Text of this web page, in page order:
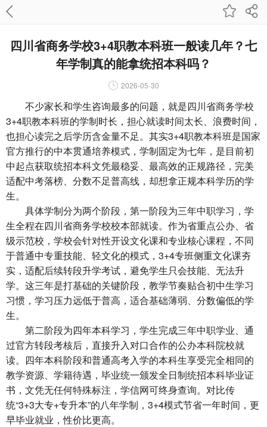
四川省商务学校3+4职教本科班一般读几年？七
年学制真的能拿统招本科吗？
2026-05-30
不少家长和学生咨询最多的问题，就是四川省商务学校
3+4职教本科班的学制时长，担心就读时间太长、浪费时间，
也担心读完之后学历含金量不足。其实3+4职教本科班是国家
官方推行的中本贯通培养模式，学制固定为七年，是目前初
中起点获取统招本科文凭最稳妥、最高效的正规路径，完美
适配中考落榜、分数不足普高线，却想拿正规本科学历的学
生。
具体学制分为两个阶段，第一阶段为三年中职学习，学
生全程在四川省商务学校校本部就读。作为省重点公办、省
级示范校，学校会针对性开设文化课和专业核心课程，不同
于普通中专重技能、轻文化的模式，3+4专班侧重文化课夯
实，适配后续转段升学考试，避免学生只会技能、无法升
学。这三年是打基础的关键阶段，教学节奏贴合初中生学习
习惯，学习压力远低于普高，适合基础薄弱、分数偏低的学
生。
第二阶段为四年本科学习，学生完成三年中职学业、通
过官方转段考核后，直接升入对口合作的公办本科院校就
读。四年本科阶段和普通高考入学的本科生享受完全相同的
教学资源、学籍待遇，毕业统一颁发全日制统招本科毕业证
书，文凭无任何特殊标注，学信网可终身查询。对比传
统“3+3大专+专升本”的八年学制，3+4模式节省一年时间，更
早毕业就业，性价比更高。